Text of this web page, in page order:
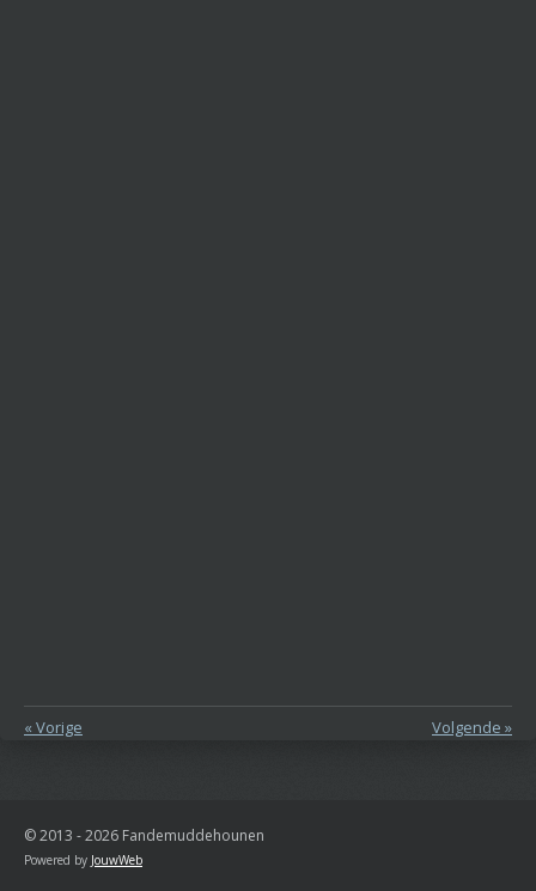
« Vorige Volgende »
© 2013 - 2026 Fandemuddehounen
Powered by JouwWeb